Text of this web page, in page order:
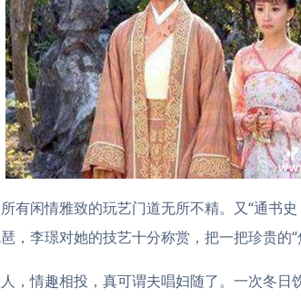
有闲情雅致的玩艺门道无所不精。又“通书
，李璟对她的技艺十分称赏，把一把珍贵的“
，情趣相投，真可谓夫唱妇随了。一次冬日